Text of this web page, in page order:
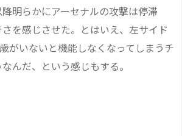
明らかにアーセナルの攻撃は停滞
を感じさせた。とはいえ、左サイド
がいないと機能しなくなってしまうチ
んだ、という感じもする。